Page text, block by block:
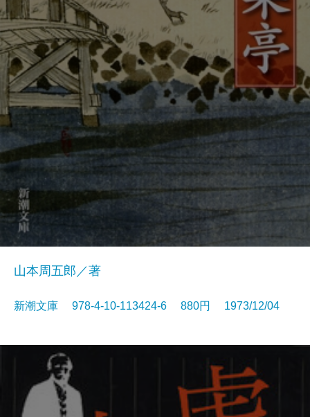
山本周五郎／著
新潮文庫 978-4-10-113424-6 880円 1973/12/04